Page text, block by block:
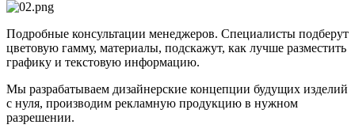
Подробные консультации менеджеров. Специалисты подберут
цветовую гамму, материалы, подскажут, как лучше разместить
графику и текстовую информацию.
Мы разрабатываем дизайнерские концепции будущих изделий
с нуля, производим рекламную продукцию в нужном
разрешении.